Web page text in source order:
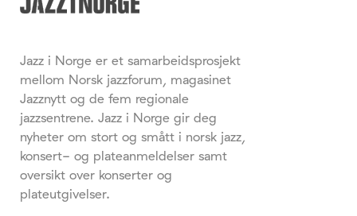
Jazz i Norge er et samarbeidsprosjekt
mellom Norsk jazzforum, magasinet
Jazznytt og de fem regionale
jazzsentrene. Jazz i Norge gir deg
nyheter om stort og smått i norsk jazz,
konsert- og plateanmeldelser samt
oversikt over konserter og
plateutgivelser.